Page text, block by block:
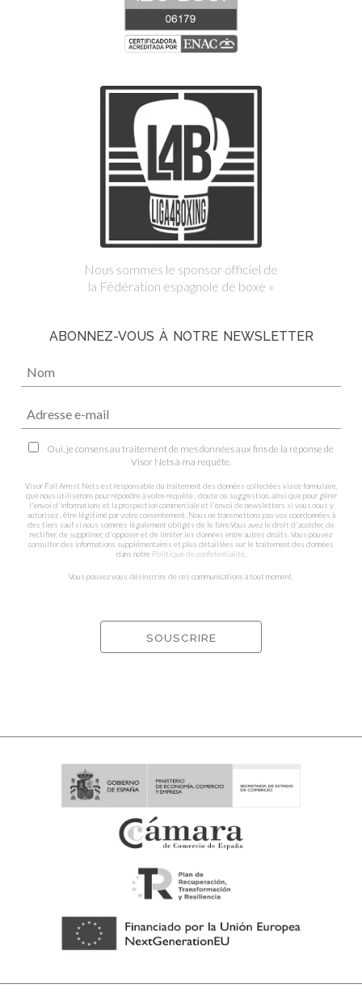
Nous sommes le sponsor officiel de
la Fédération espagnole de boxe »
ABONNEZ-VOUS À NOTRE NEWSLETTER
Oui, je consens au traitement de mes données aux fins de la réponse de
Visor Nets à ma requête.
Visor Fall Arrest Nets est responsable du traitement des données collectées via ce formulaire,
que nous utiliserons pour répondre à votre requête , doute ou suggestion, ainsi que pour gérer
l'envoi d'informations et la prospection commerciale et l'envoi de newsletters si vous nous y
autorisez , être légitimé par votre consentement. Nous ne transmettons pas vos coordonnées à
des tiers sauf si nous sommes légalement obligés de le faire.Vous avez le droit d'accéder, de
rectifier, de supprimer, d'opposer et de limiter les données entre autres droits. Vous pouvez
consulter des informations supplémentaires et plus détaillées sur le traitement des données
dans notre Politique de confidentialité
Vous pouvez vous désinscrire de ces communications à tout moment.